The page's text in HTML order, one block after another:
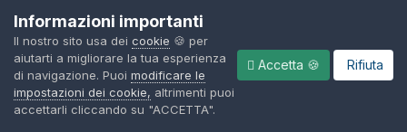
Informazioni importanti
Il nostro sito usa dei cookie 🍪 per
aiutarti a migliorare la tua esperienza
di navigazione. Puoi modificare le
impostazioni dei cookie, altrimenti puoi
accettarli cliccando su "ACCETTA".
Accetta 🍪 Rifiuta